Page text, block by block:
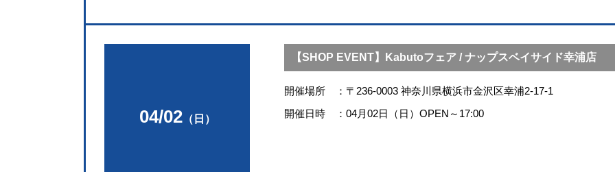
04/02（日）
【SHOP EVENT】Kabutoフェア / ナップスベイサイド幸浦店
開催場所
〒236-0003 神奈川県横浜市金沢区幸浦2-17-1
開催日時
04月02日（日）OPEN～17:00